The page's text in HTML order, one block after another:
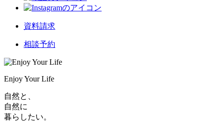
資料請求
相談予約
Enjoy Your Life
自然と、
自然に
暮らしたい。